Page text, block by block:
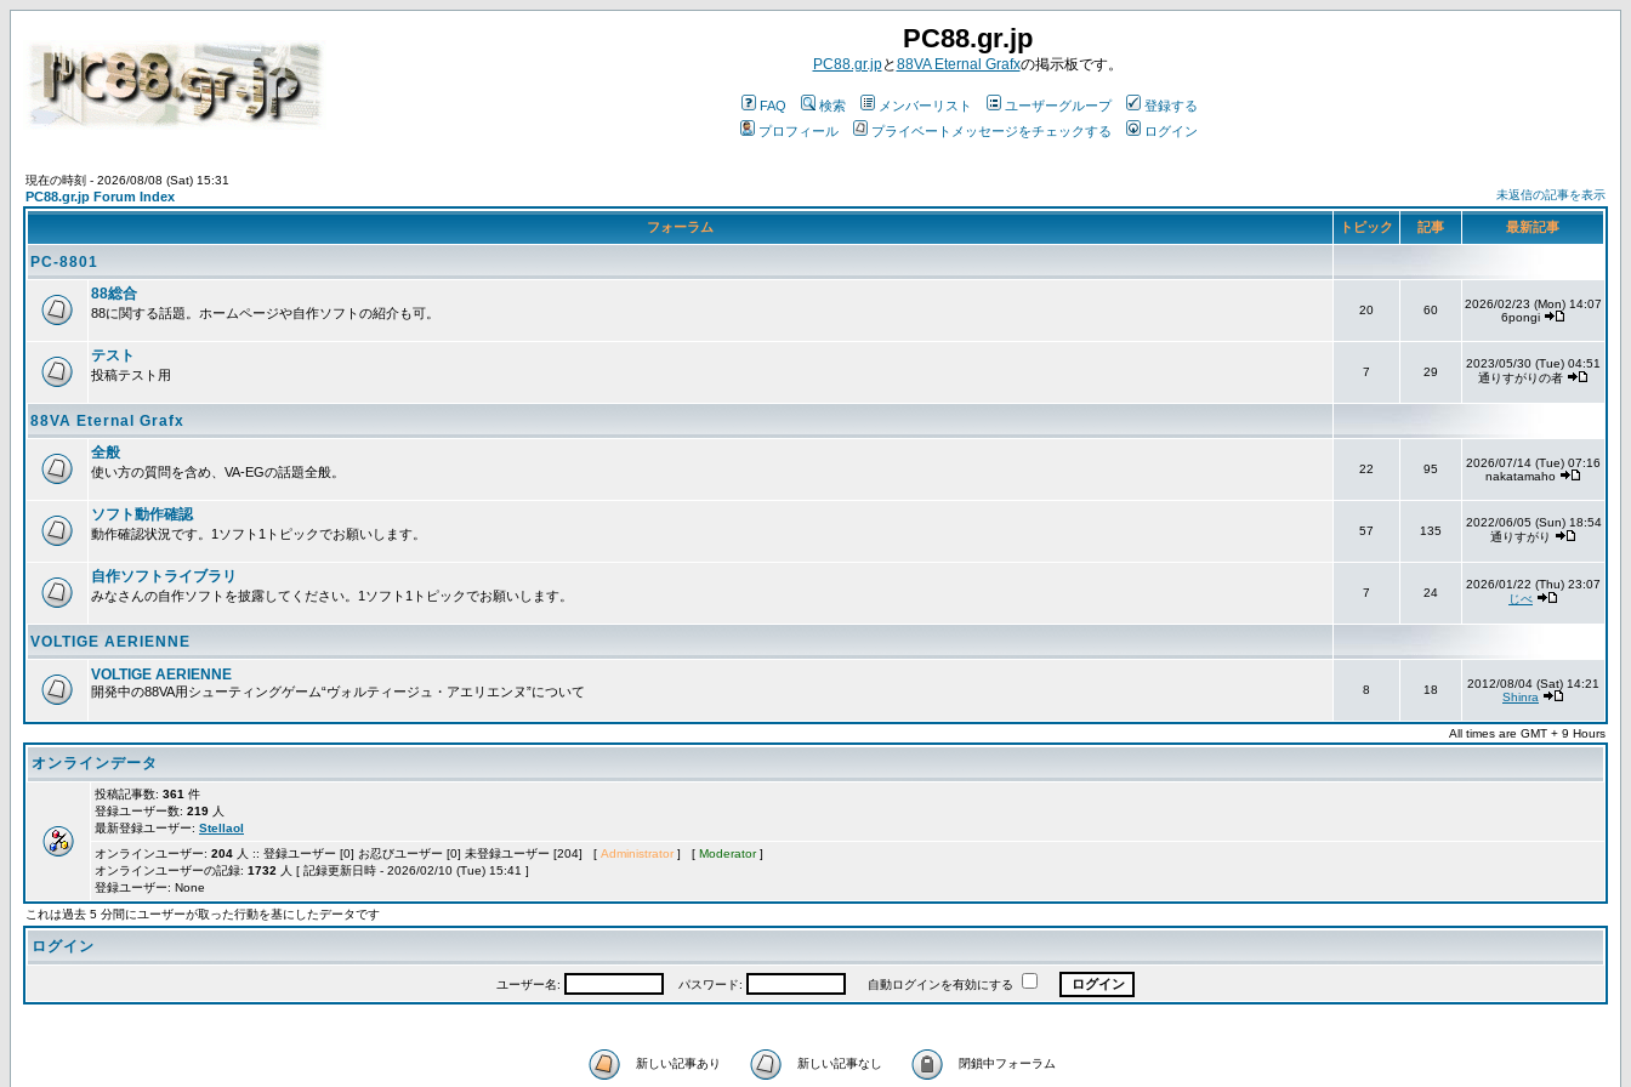
PC88.gr.jp
PC88.gr.jpと88VA Eternal Grafxの掲示板です。
FAQ 検索 メンバーリスト ユーザーグループ
登録する
プロフィール
プライベートメッセージをチェックする ログイン
現在の時刻 - 2026/08/08 (Sat) 15:31
PC88.gr.jp Forum Index 未返信の記事を表示
フォーラム トピック 記事 最新記事
PC-8801
88総合
88に関する話題。ホームページや自作ソフトの紹介も可。 20 60
2026/02/23 (Mon) 14:07
6pongi
テスト
投稿テスト用 7 29
2023/05/30 (Tue) 04:51
通りすがりの者
88VA Eternal Grafx
全般
使い方の質問を含め、VA-EGの話題全般。 22 95
2026/07/14 (Tue) 07:16
nakatamaho
ソフト動作確認
動作確認状況です。1ソフト1トピックでお願いします。 57 135
2022/06/05 (Sun) 18:54
通りすがり
自作ソフトライブラリ
みなさんの自作ソフトを披露してください。1ソフト1トピックでお願いします。 7 24
2026/01/22 (Thu) 23:07
じべ
VOLTIGE AERIENNE
VOLTIGE AERIENNE
開発中の88VA用シューティングゲーム“ヴォルティージュ・アエリエンヌ”について 8 18
2012/08/04 (Sat) 14:21
Shinra
All times are GMT + 9 Hours
オンラインデータ
投稿記事数: 361 件
登録ユーザー数: 219 人
最新登録ユーザー: Stellaol
オンラインユーザー: 204 人 :: 登録ユーザー [0] お忍びユーザー [0] 未登録ユーザー [204] [ Administrator ] [ Moderator]
オンラインユーザーの記録: 1732 人 [ 記録更新日時 - 2026/02/10 (Tue) 15:41 ]
登録ユーザー: None
これは過去 5 分間にユーザーが取った行動を基にしたデータです
ログイン
ユーザー名: パスワード: 自動ログインを有効にする
新しい記事あり 新しい記事なし 閉鎖中フォーラム